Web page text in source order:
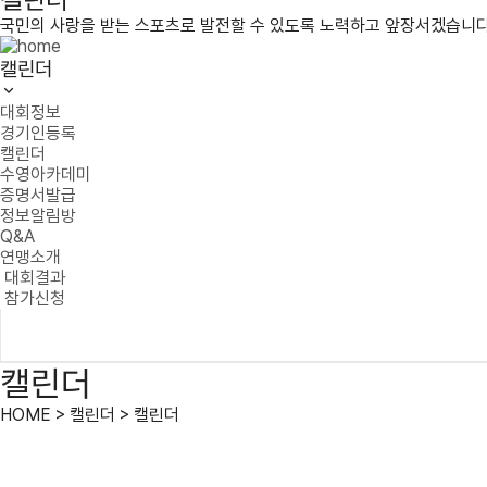
국민의 사랑을 받는 스포츠로 발전할 수 있도록 노력하고 앞장서겠습니
캘린더
대회정보
경기인등록
캘린더
수영아카데미
증명서발급
정보알림방
Q&A
연맹소개
대회결과
참가신청
캘린더
HOME > 캘린더 > 캘린더